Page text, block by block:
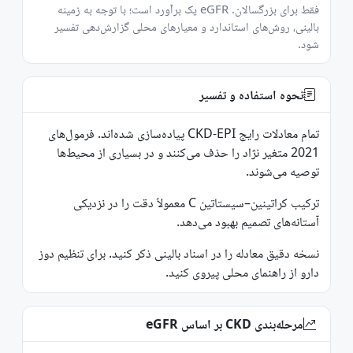
فقط برای بزرگسالان. eGFR یک برآورد است؛ با توجه به زمینه
بالینی، روش‌های استاندارد و معیارهای محلی گزارش‌دهی تفسیر
شود.
نحوه استفاده و تفسیر
تمام معادلات رایج CKD-EPI پیاده‌سازی شده‌اند. فرمول‌های
2021 متغیر نژاد را حذف می‌کنند و در بسیاری از محیط‌ها
توصیه می‌شوند.
ترکیب کراتینین–سیستاتین C معمولاً دقت را در نزدیکی
آستانه‌های تصمیم بهبود می‌دهد.
نسخه دقیق معادله را در اسناد بالینی ذکر کنید. برای تنظیم دوز
دارو از راهنمای محلی پیروی کنید.
مرحله‌بندی CKD بر اساس eGFR